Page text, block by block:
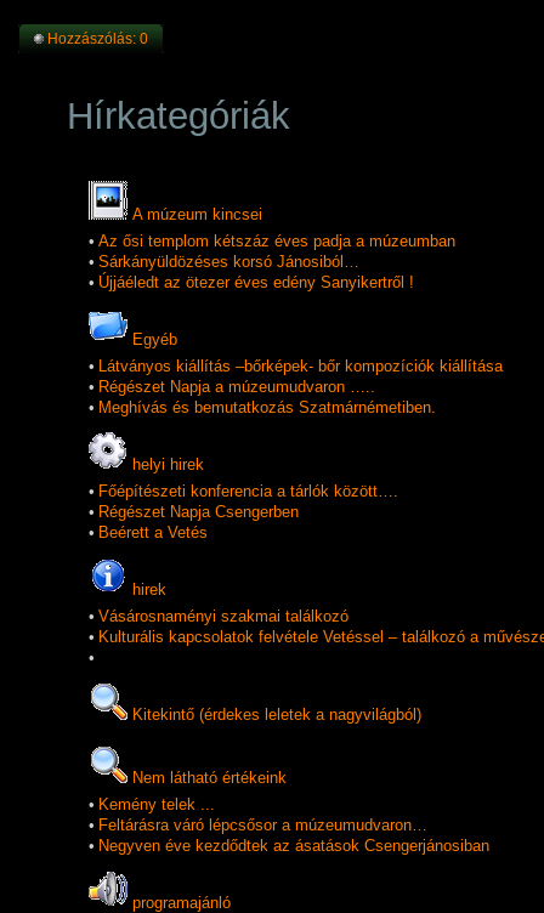
Hozzászólás: 0
Hírkategóriák
A múzeum kincsei
• Az ősi templom kétszáz éves padja a múzeumban
• Sárkányüldözéses korsó Jánosiból…
• Újjáéledt az ötezer éves edény Sanyikertről !
Egyéb
• Látványos kiállítás –bőrképek- bőr kompozíciók kiállítása
• Régészet Napja a múzeumudvaron …..
• Meghívás és bemutatkozás Szatmárnémetiben.
helyi hirek
• Főépítészeti konferencia a tárlók között….
• Régészet Napja Csengerben
• Beérett a Vetés
hirek
• Vásárosnaményi szakmai találkozó
• Kulturális kapcsolatok felvétele Vetéssel – találkozó a
•
Kitekintő (érdekes leletek a nagyvilágból)
Nem látható értékeink
• Kemény telek ...
• Feltárásra váró lépcsősor a múzeumudvaron…
• Negyven éve kezdődtek az ásatások Csengerjánosiban
programajánló